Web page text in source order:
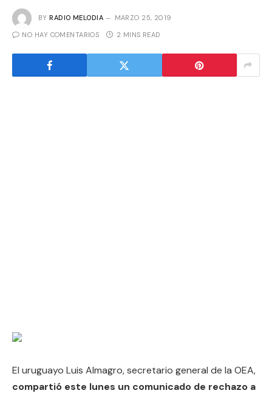
BY RADIO MELODIA MARZO 25, 2019
NO HAY COMENTARIOS 2 MINS READ
El uruguayo Luis Almagro, secretario general de la OEA,
compartió este lunes un comunicado de rechazo a